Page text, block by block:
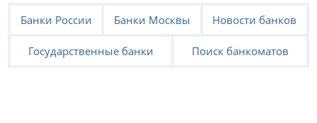
Банки России Банки Москвы Новости банков
Государственные банки Поиск банкоматов